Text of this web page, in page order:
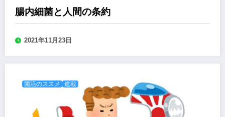
腸内細菌と人間の条約
2021年11月23日
菌活のススメ 連載